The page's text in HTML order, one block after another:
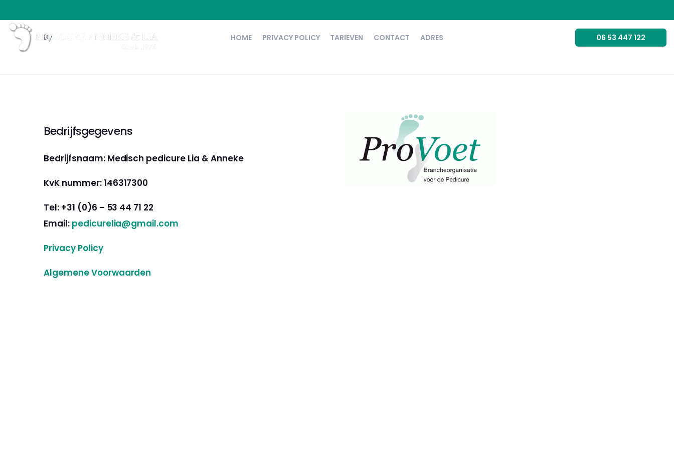
HOME PRIVACY POLICY TARIEVEN CONTACT ADRES 06 53 447 122
By
Bedrijfsgegevens
Bedrijfsnaam: Medisch pedicure Lia & Anneke
KvK nummer: 146317300
Tel: +31 (0)6 – 53 44 71 22
Email: pedicurelia@gmail.com
Privacy Policy
Algemene Voorwaarden